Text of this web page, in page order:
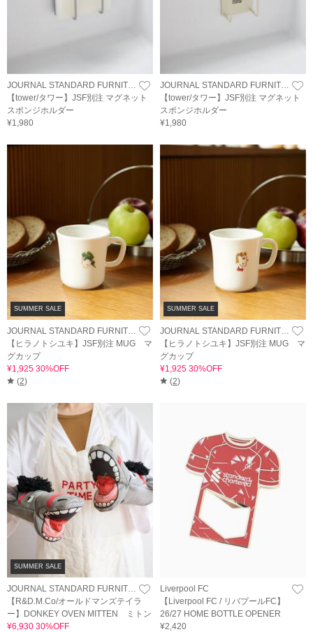
JOURNAL STANDARD FURNITURE
【tower/タワー】JSF別注 マグネット
スポンジホルダー
¥1,980
JOURNAL STANDARD FURNITURE
【tower/タワー】JSF別注 マグネット
スポンジホルダー
¥1,980
SUMMER SALE
【ヒラノトシユキ】JSF別注 MUG マ
グカップ
¥1,925 30%OFF
(2)
SUMMER SALE
【ヒラノトシユキ】JSF別注 MUG マ
グカップ
¥1,925 30%OFF
(2)
SUMMER SALE
JOURNAL STANDARD FURNITURE
【R&D.M.Co/オールドマンズテイラ
ー】DONKEY OVEN MITTEN ミトン
¥6,930 30%OFF
Liverpool FC
【Liverpool FC / リバプールFC】
26/27 HOME BOTTLE OPENER
¥2,420